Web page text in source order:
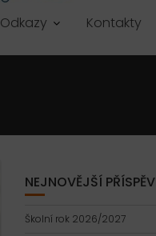
Odkazy Kontakty
NEJNOVĚJŠÍ
Školní rok 2026/2027